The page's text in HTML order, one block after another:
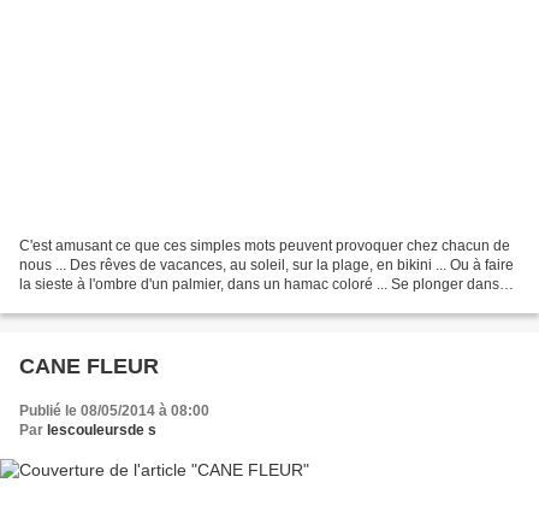
C'est amusant ce que ces simples mots peuvent provoquer chez chacun de
nous ... Des rêves de vacances, au soleil, sur la plage, en bikini ... Ou à faire
la sieste à l'ombre d'un palmier, dans un hamac coloré ... Se plonger dans
CANE FLEUR
Publié le 08/05/2014 à 08:00
Par lescouleursde s